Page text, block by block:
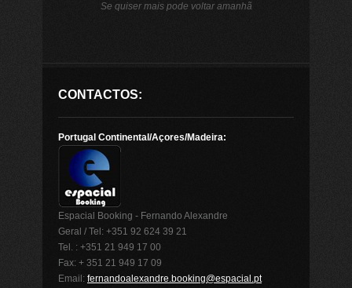
Se quiser mais pode voltar amanhã
CONTACTOS:
Portugal Continental/Açores/Madeira:
Espacial Booking - Fernando Alexandre
Geral / Tel: +351 92 624 39 21
Tel. : +351 21 949 17 00
Fax: + 351 21 949 17 09
Email: fernandoalexandre.booking@espacial.pt